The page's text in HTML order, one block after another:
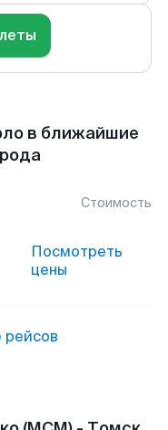
в ближайшие
Стоимость
Посмотреть
цены
рейсов